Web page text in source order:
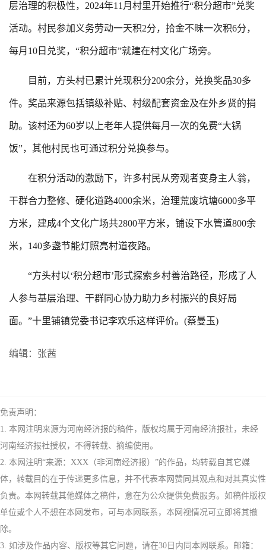
层治理的积极性，2024年11月村里开始推行“积分超市”兑奖
活动。村民参加义务劳动一天积2分，拾金不昧一次积6分，
每月10日兑奖，“积分超市”就建在村文化广场旁。
目前，方头村已累计兑现积分200余分，兑换奖品30多
件。奖品来源包括镇级补贴、村级配套资金及在外乡贤的捐
助。该村还为60岁以上老年人提供每月一次的免费“大锅
饭”，其他村民也可通过积分兑换参与。
在积分活动的激励下，许多村民从旁观者变身主人翁，
干群合力整修、硬化道路4000余米，治理荒废坑塘6000多平
方米，建成4个文化广场共2800平方米，铺设下水管道800余
米，140多盏节能灯照亮村道夜路。
“方头村以‘积分超市’形式探索乡村善治路径，形成了人
人参与基层治理、干群同心协力助力乡村振兴的良好局
面。”十里铺镇党委书记李欢乐这样评价。(蔡曼玉)
编辑：张茜
免责声明：
1. 本网注明来源为河南经济报的稿件，版权均属于河南经济报社，未经
河南经济报社授权，不得转载、摘编使用。
2. 本网注明“来源：XXX（非河南经济报）”的作品，均转载自其它媒
体，转载目的在于传递更多信息，并不代表本网赞同其观点和对其真实性
负责。本网转载其他媒体之稿件，意在为公众提供免费服务。如稿件版权
单位或个人不想在本网发布，可与本网联系，本网视情况可立即将其撤
除。
3. 如涉及作品内容、版权等其它问题，请在30日内同本网联系。邮箱：